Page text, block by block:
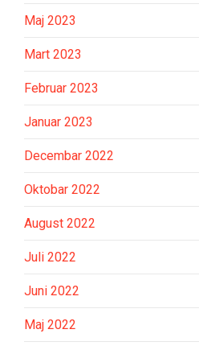
Maj 2023
Mart 2023
Februar 2023
Januar 2023
Decembar 2022
Oktobar 2022
August 2022
Juli 2022
Juni 2022
Maj 2022